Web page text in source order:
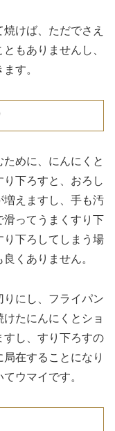
けば、ただでさえ
もありませんし、
す。
めに、にんにくと
下ろすと、おろし
増えますし、手も汚
滑ってうまくすり下
り下ろしてしまう場
くありません。
にし、フライパン
たにんにくとショ
すし、すり下ろすの
在することになり
ウマイです。